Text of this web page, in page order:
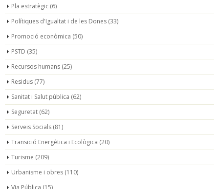
Pla estratègic (6)
Polítiques d'Igualtat i de les Dones (33)
Promoció econòmica (50)
PSTD (35)
Recursos humans (25)
Residus (77)
Sanitat i Salut pública (62)
Seguretat (62)
Serveis Socials (81)
Transició Energètica i Ecològica (20)
Turisme (209)
Urbanisme i obres (110)
Via Pública (15)